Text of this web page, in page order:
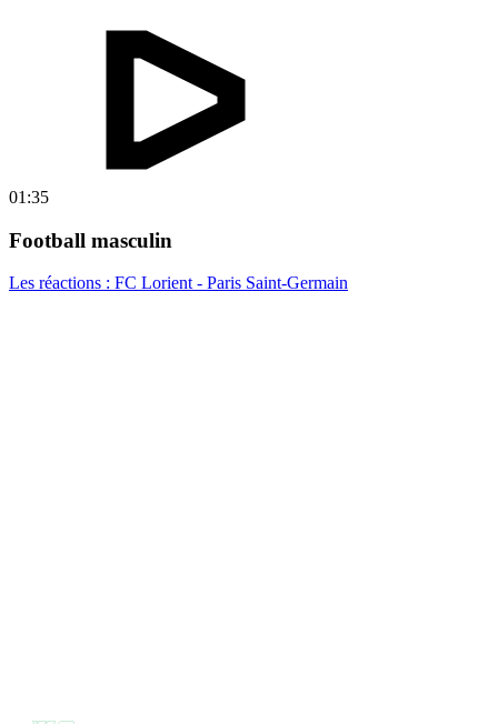
01:35
Football masculin
Les réactions : FC Lorient - Paris Saint-Germain